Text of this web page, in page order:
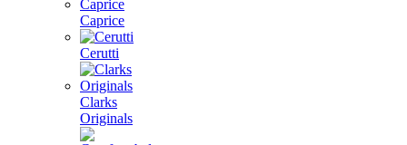
Caprice
Cerutti
Clarks
Originals